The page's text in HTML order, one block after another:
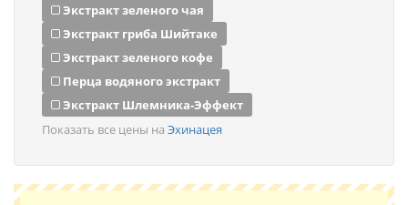
Экстракт зеленого чая
Экстракт гриба Шийтаке
Экстракт зеленого кофе
Перца водяного экстракт
Экстракт Шлемника-Эффект
Показать все цены на Эхинацея